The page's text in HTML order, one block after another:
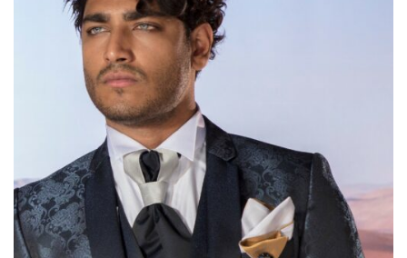
Sposa Curvy(2)
Valentini Spose(10)
Jarice (14)
Sima Couture(2)
Prodotto genere
Prodotto genere